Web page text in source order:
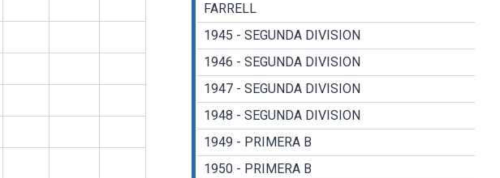
FARRELL
1945 - SEGUNDA DIVISION
1946 - SEGUNDA DIVISION
1947 - SEGUNDA DIVISION
1948 - SEGUNDA DIVISION
1949 - PRIMERA B
1950 - PRIMERA B